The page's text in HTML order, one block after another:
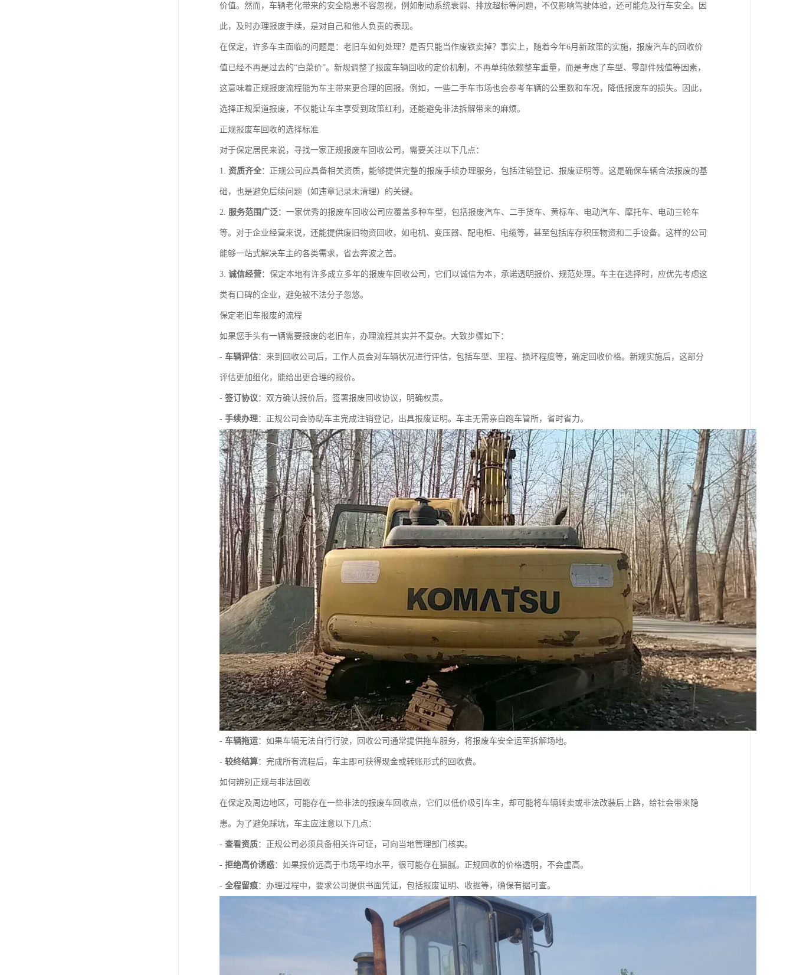
价值。然而，车辆老化带来的安全隐患不容忽视，例如制动系统衰弱、排放超标等问题，不仅影响驾驶体验，还可能危及行车安全。因
此，及时办理报废手续，是对自己和他人负责的表现。
在保定，许多车主面临的问题是：老旧车如何处理？是否只能当作废铁卖掉？事实上，随着今年6月新政策的实施，报废汽车的回收价
值已经不再是过去的“白菜价”。新规调整了报废车辆回收的定价机制，不再单纯依赖整车重量，而是考虑了车型、零部件残值等因素，
这意味着正规报废流程能为车主带来更合理的回报。例如，一些二手车市场也会参考车辆的公里数和车况，降低报废车的损失。因此，
选择正规渠道报废，不仅能让车主享受到政策红利，还能避免非法拆解带来的麻烦。
正规报废车回收的选择标准
对于保定居民来说，寻找一家正规报废车回收公司，需要关注以下几点：
1. 资质齐全：正规公司应具备相关资质，能够提供完整的报废手续办理服务，包括注销登记、报废证明等。这是确保车辆合法报废的基
础，也是避免后续问题（如违章记录未清理）的关键。
2. 服务范围广泛：一家优秀的报废车回收公司应覆盖多种车型，包括报废汽车、二手货车、黄标车、电动汽车、摩托车、电动三轮车
等。对于企业经营来说，还能提供废旧物资回收，如电机、变压器、配电柜、电缆等，甚至包括库存积压物资和二手设备。这样的公司
能够一站式解决车主的各类需求，省去奔波之苦。
3. 诚信经营：保定本地有许多成立多年的报废车回收公司，它们以诚信为本，承诺透明报价、规范处理。车主在选择时，应优先考虑这
类有口碑的企业，避免被不法分子忽悠。
保定老旧车报废的流程
如果您手头有一辆需要报废的老旧车，办理流程其实并不复杂。大致步骤如下：
- 车辆评估：来到回收公司后，工作人员会对车辆状况进行评估，包括车型、里程、损坏程度等，确定回收价格。新规实施后，这部分
评估更加细化，能给出更合理的报价。
- 签订协议：双方确认报价后，签署报废回收协议，明确权责。
- 手续办理：正规公司会协助车主完成注销登记，出具报废证明。车主无需亲自跑车管所，省时省力。
- 车辆拖运：如果车辆无法自行行驶，回收公司通常提供拖车服务，将报废车安全运至拆解场地。
- 较终结算：完成所有流程后，车主即可获得现金或转账形式的回收费。
如何辨别正规与非法回收
在保定及周边地区，可能存在一些非法的报废车回收点，它们以低价吸引车主，却可能将车辆转卖或非法改装后上路，给社会带来隐
患。为了避免踩坑，车主应注意以下几点：
- 查看资质：正规公司必须具备相关许可证，可向当地管理部门核实。
- 拒绝高价诱惑：如果报价远高于市场平均水平，很可能存在猫腻。正规回收的价格透明，不会虚高。
- 全程留痕：办理过程中，要求公司提供书面凭证，包括报废证明、收据等，确保有据可查。